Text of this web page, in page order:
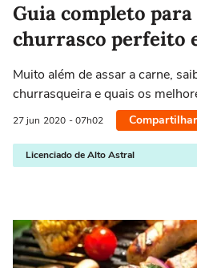
Guia completo
churrasco perfeito
Muito além de assar a carne,
churrasqueira e quais os
27 jun 2020 - 07h02 Compartilhar
Licenciado de Alto Astral